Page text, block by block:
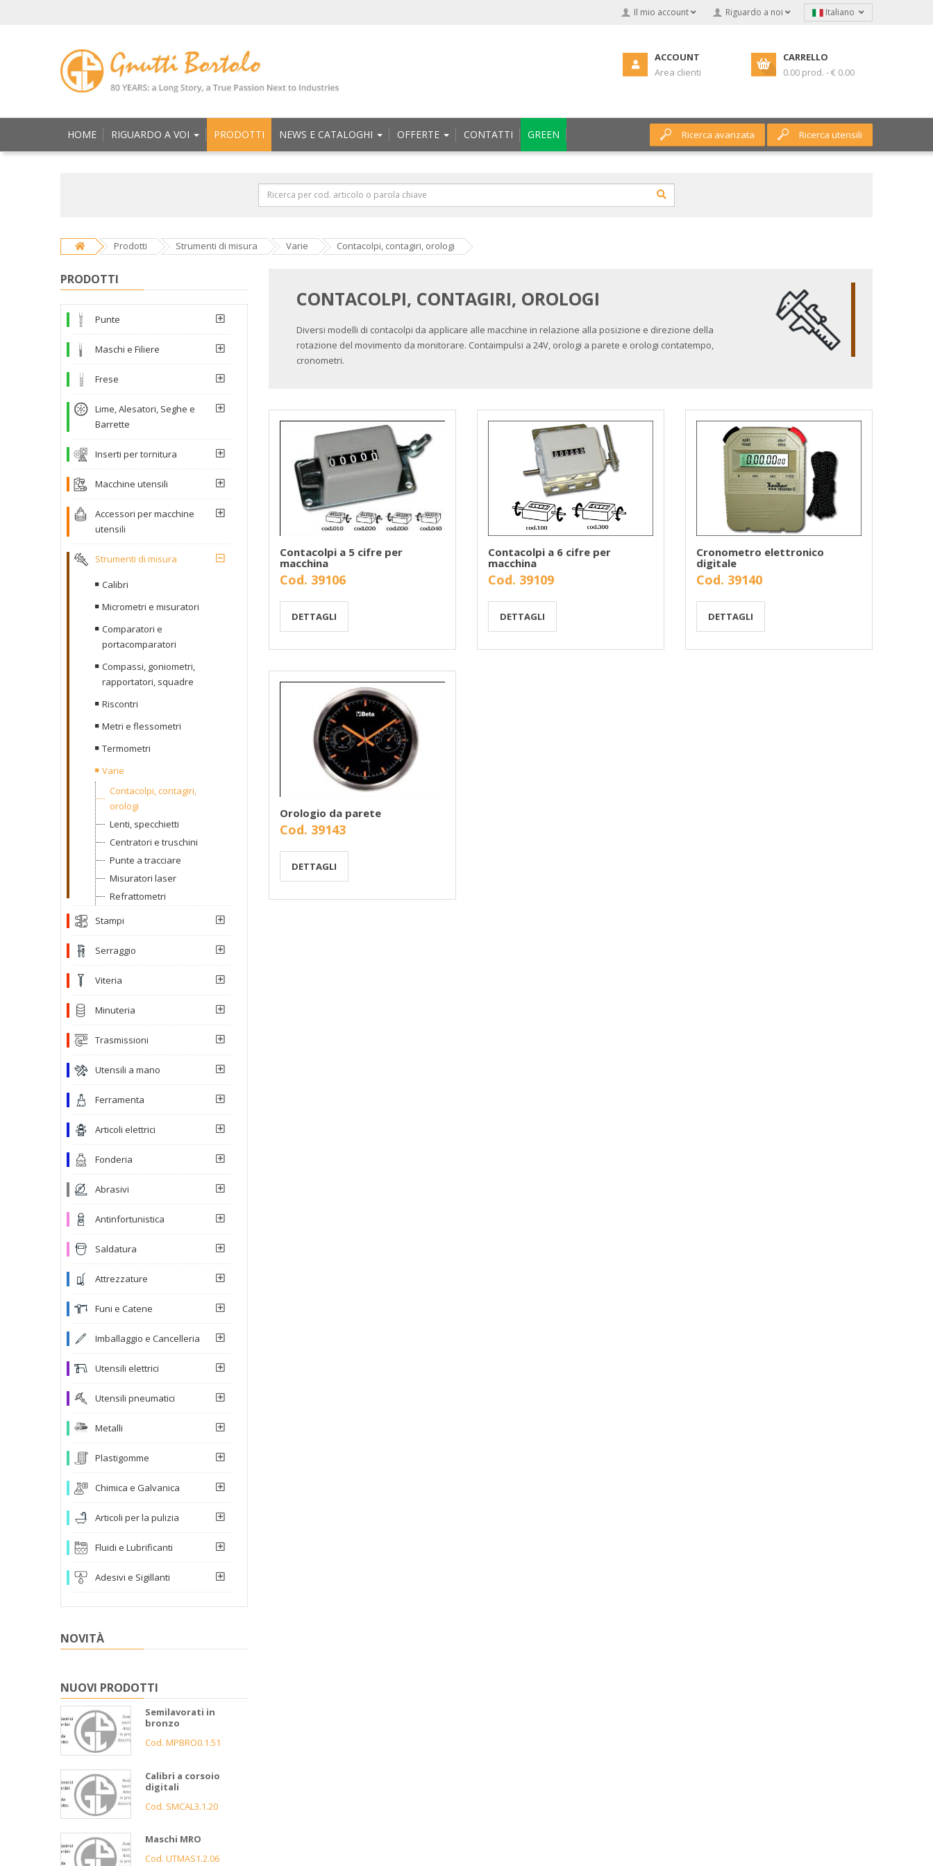
Il mio account Riguardo a noi Italiano
ACCOUNT
Area clienti
CARRELLO
0.00 prod. - € 0.00
HOME RIGUARDO A VOI PRODOTTI NEWS E CATALOGHI OFFERTE CONTATTI GREEN Ricerca avanzata Ricerca utensili
Prodotti Strumenti di misura Varie Contacolpi, contagiri, orologi
CONTACOLPI, CONTAGIRI, OROLOGI
Diversi modelli di contacolpi da applicare alle macchine in relazione alla posizione e direzione della
rotazione del movimento da monitorare. Contaimpulsi a 24V, orologi a parete e orologi contatempo,
cronometri.
Contacolpi a 5 cifre per
macchina
Cod. 39106
DETTAGLI
Contacolpi a 6 cifre per
macchina
Cod. 39109
DETTAGLI
Cronometro elettronico
digitale
Cod. 39140
DETTAGLI
Orologio da parete
Cod. 39143
DETTAGLI
PRODOTTI
Punte
Maschi e Filiere
Frese
Lime, Alesatori, Seghe e
Barrette
Inserti per tornitura
Macchine utensili
Accessori per macchine
utensili
Strumenti di misura
Calibri
Micrometri e misuratori
Comparatori e
portacomparatori
Compassi, goniometri,
rapportatori, squadre
Riscontri
Metri e flessometri
Termometri
Varie
Contacolpi, contagiri,
orologi
Lenti, specchietti
Centratori e truschini
Punte a tracciare
Misuratori laser
Refrattometri
Stampi
Serraggio
Viteria
Minuteria
Trasmissioni
Utensili a mano
Ferramenta
Articoli elettrici
Fonderia
Abrasivi
Antinfortunistica
Saldatura
Attrezzature
Funi e Catene
Imballaggio e Cancelleria
Utensili elettrici
Utensili pneumatici
Metalli
Plastigomme
Chimica e Galvanica
Articoli per la pulizia
Fluidi e Lubrificanti
Adesivi e Sigillanti
NOVITÀ
NUOVI PRODOTTI
Semilavorati in
bronzo
Cod. MPBRO0.1.51
Calibri a corsoio
digitali
Cod. SMCAL3.1.20
Maschi MRO
Cod. UTMAS1.2.06